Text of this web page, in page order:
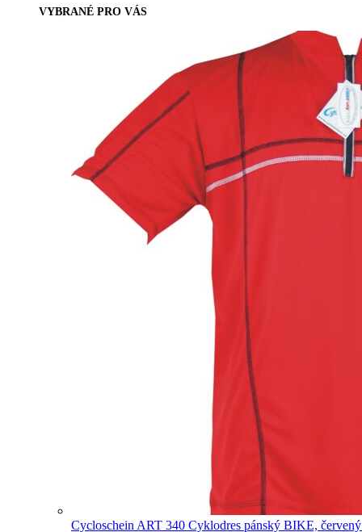
VYBRANÉ PRO VÁS
Cycloschein ART 340 Cyklodres pánský BIKE,